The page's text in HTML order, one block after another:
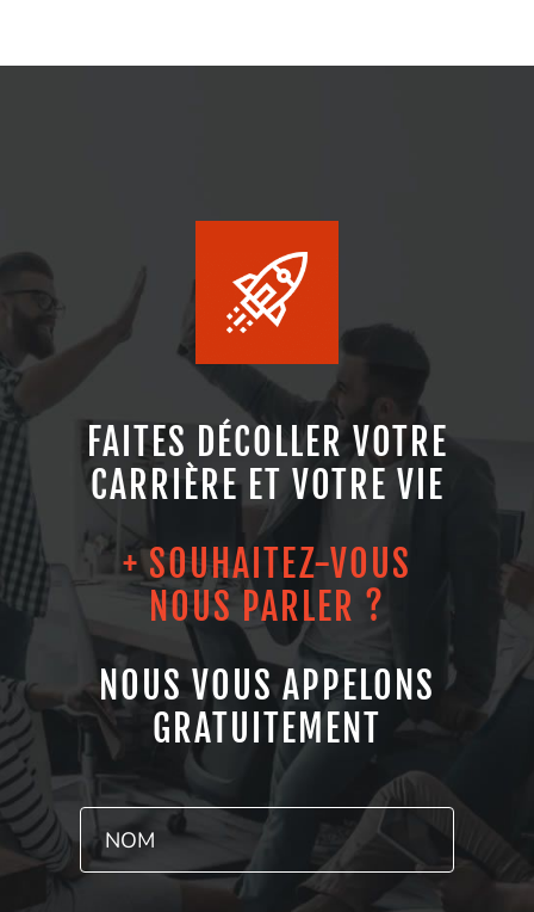
FAITES DÉCOLLER VOTRE
CARRIÈRE ET VOTRE VIE
+ SOUHAITEZ-VOUS
NOUS PARLER ?
NOUS VOUS APPELONS
GRATUITEMENT